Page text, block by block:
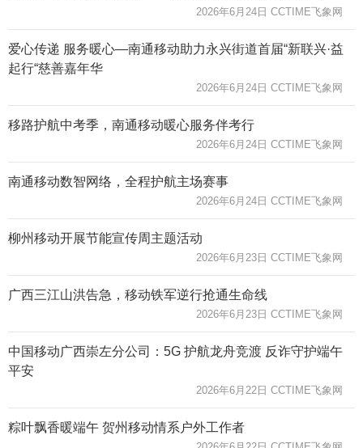
2026年6月24日 CCTIME飞象网
爱心传递 服务暖心—南通移动助力永兴街道首届“新联兴·益
起行“慈善嘉年华
2026年6月24日 CCTIME飞象网
移路护航中考季，南通移动暖心服务伴考行
2026年6月24日 CCTIME飞象网
南通移动数智网络，全程护航主场赛事
2026年6月24日 CCTIME飞象网
柳州移动开展节能宣传周主题活动
2026年6月23日 CCTIME飞象网
广西三江山洪告急，移动铁军逆行抢通生命线
2026年6月23日 CCTIME飞象网
中国移动广西崇左分公司：5G 护航龙舟竞渡 反诈守护端午
平安
2026年6月22日 CCTIME飞象网
粽叶飘香暖端午 贺州移动情系户外工作者